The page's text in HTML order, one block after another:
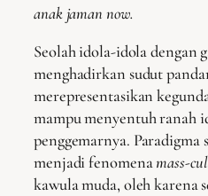
anak jaman now.
Seolah idola-idola dengan
menghadirkan sudut
merepresentasikan
mampu menyentuh ranah
penggemarnya.
menjadi fenomenamass-
kawula muda, oleh karena